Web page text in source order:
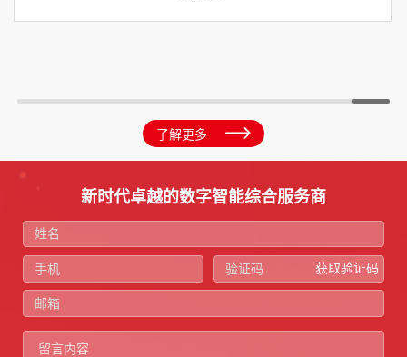
了解更多
新时代卓越的数字智能综合服务商
获取验证码